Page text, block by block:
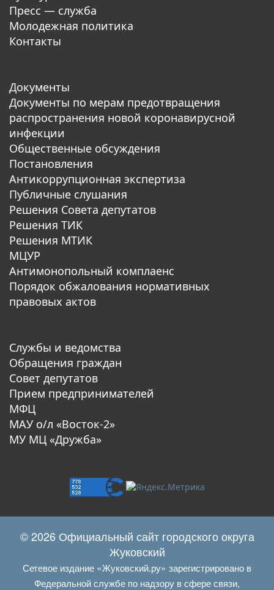
Пресс — служба
Молодежная политика
Контакты
Документы
Документы по мерам предотвращения
распространения новой коронавирусной
инфекции
Общественные обсуждения
Постановления
Антикоррупционная экспертиза
Публичные слушания
Решения Совета депутатов
Решения ТИК
Решения МТИК
МЦУР
Антимонопольный комплаенс
Порядок обжалования нормативных
правовых актов
Службы и ведомства
Обращения граждан
Совет депутатов
Прием предпринимателей
МФЦ
МАУ о/л «Восток-2»
МУ МЦ «Дружба»
© 2026 Официальный сайт городского округа
Жуковский
Сетевое издание «Жуковский.ру» зарегистрировано в
Федеральной службе по надзору в сфере связи,